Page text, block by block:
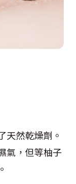
天然乾燥劑。
氣，但等柚子